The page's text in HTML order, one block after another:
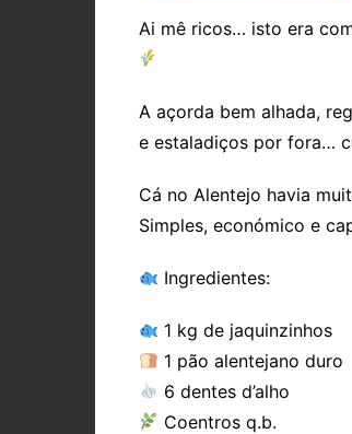
Ai mê ricos… isto era
A açorda bem alhada,
e estaladiços por fora…
Cá no Alentejo havia
Simples, económico e
Ingredientes:
1 kg de jaquinzinhos
1 pão alentejano duro
6 dentes d’alho
Coentros q.b.